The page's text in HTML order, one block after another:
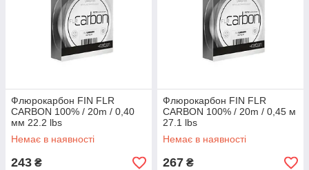
Флюрокарбон FIN FLR
CARBON 100% / 20m / 0,40
мм 22.2 lbs
Немає в наявності
243 ₴
Флюрокарбон FIN FLR
CARBON 100% / 20m / 0,45 м
27.1 lbs
Немає в наявності
267 ₴